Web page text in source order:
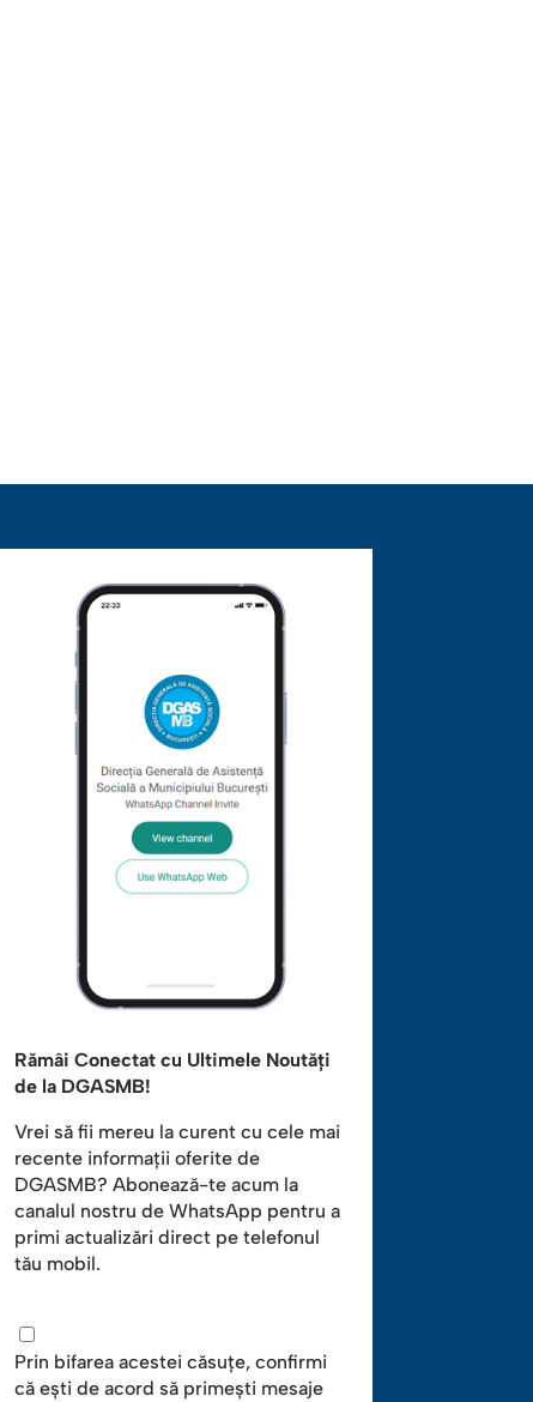
Rămâi Conectat cu Ultimele Noutăți
de la DGASMB!
Vrei să fii mereu la curent cu cele mai
recente informații oferite de
DGASMB? Abonează-te acum la
canalul nostru de WhatsApp pentru a
primi actualizări direct pe telefonul
tău mobil.
Prin bifarea acestei căsuțe, confirmi
că ești de acord să primești mesaje